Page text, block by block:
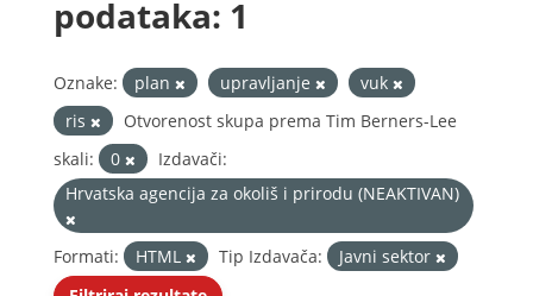
podataka: 1
Oznake: plan upravljanje
vuk
ris
Otvorenost skupa prema Tim Berners-Lee
skali:
0
Izdavači:
Hrvatska agencija za okoliš i prirodu (NEAKTIVAN)
Formati: HTML Tip Izdavača:
Javni sektor